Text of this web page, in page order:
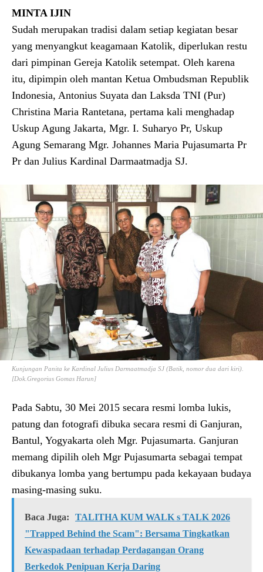
MINTA IJIN
Sudah merupakan tradisi dalam setiap kegiatan besar
yang menyangkut keagamaan Katolik, diperlukan restu
dari pimpinan Gereja Katolik setempat. Oleh karena
itu, dipimpin oleh mantan Ketua Ombudsman Republik
Indonesia, Antonius Suyata dan Laksda TNI (Pur)
Christina Maria Rantetana, pertama kali menghadap
Uskup Agung Jakarta, Mgr. I. Suharyo Pr, Uskup
Agung Semarang Mgr. Johannes Maria Pujasumarta Pr
Pr dan Julius Kardinal Darmaatmadja SJ.
Kunjungan Panita ke Kardinal Julius Darmaatmadja SJ (Batik, nomor dua dari kiri).
[Dok.Gregorius Gomas Harun]
Pada Sabtu, 30 Mei 2015 secara resmi lomba lukis,
patung dan fotografi dibuka secara resmi di Ganjuran,
Bantul, Yogyakarta oleh Mgr. Pujasumarta. Ganjuran
memang dipilih oleh Mgr Pujasumarta sebagai tempat
dibukanya lomba yang bertumpu pada kekayaan budaya
masing-masing suku.
Baca Juga:
TALITHA KUM WALK s TALK 2026
"Trapped Behind the Scam": Bersama Tingkatkan
Kewaspadaan terhadap Perdagangan Orang
Berkedok Penipuan Kerja Daring